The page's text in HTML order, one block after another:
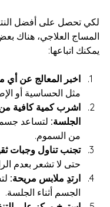
لكي تحصل على أفضل
المساج العلاجي، هناك
يمكنك اتباعها:
اخبر المعالج عن
مثل الحساسية أو
اشرب كمية كافية من
الجلسة: لتساعد
من السموم.
تجنب تناول وجبات
حتى لا تشعر بعدم
ارتدِ ملابس مريحة:
الجسم أثناء الجلسة.